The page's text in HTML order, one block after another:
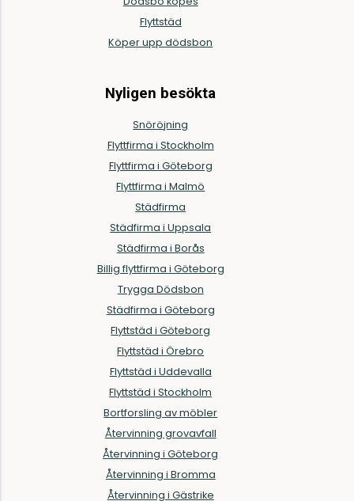
Flyttstäd
Köper upp dödsbon
Nyligen besökta
Snöröjning
Flyttfirma i Stockholm
Flyttfirma i Göteborg
Flyttfirma i Malmö
Städfirma
Städfirma i Uppsala
Städfirma i Borås
Billig flyttfirma i Göteborg
Trygga Dödsbon
Städfirma i Göteborg
Flyttstäd i Göteborg
Flyttstäd i Örebro
Flyttstäd i Uddevalla
Flyttstäd i Stockholm
Bortforsling av möbler
Återvinning grovavfall
Återvinning i Göteborg
Återvinning i Bromma
Återvinning i Gästrike